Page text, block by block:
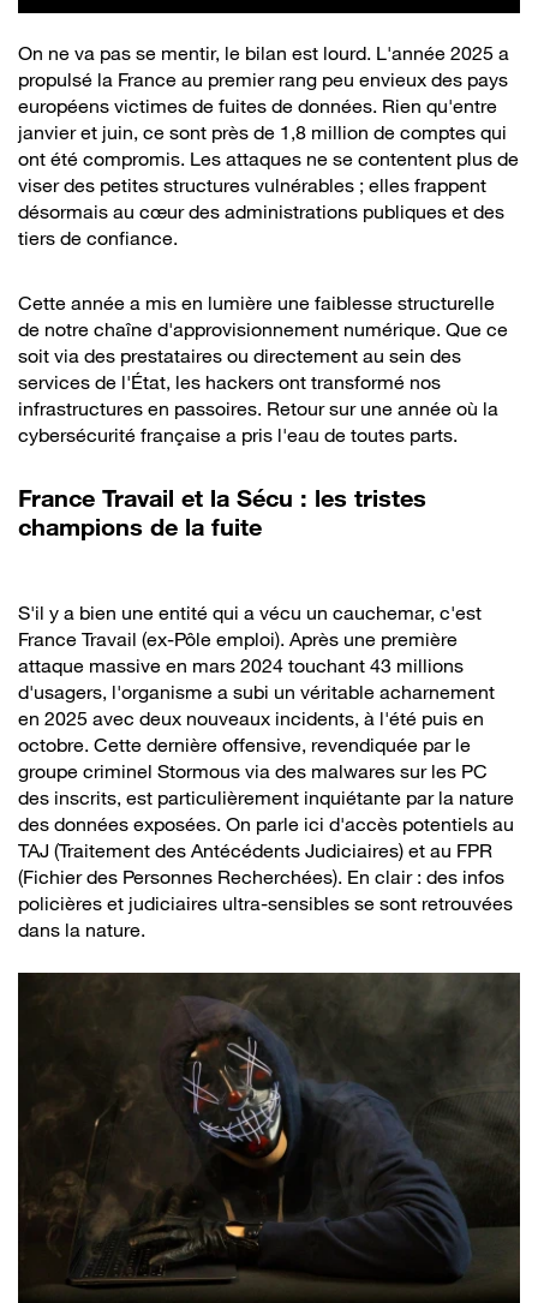
On ne va pas se mentir, le bilan est lourd. L'année 2025 a
propulsé la France au premier rang peu envieux des pays
européens victimes de fuites de données. Rien qu'entre
janvier et juin, ce sont près de 1,8 million de comptes qui
ont été compromis. Les attaques ne se contentent plus de
viser des petites structures vulnérables ; elles frappent
désormais au cœur des administrations publiques et des
tiers de confiance.
Cette année a mis en lumière une faiblesse structurelle
de notre chaîne d'approvisionnement numérique. Que ce
soit via des prestataires ou directement au sein des
services de l'État, les hackers ont transformé nos
infrastructures en passoires. Retour sur une année où la
cybersécurité française a pris l'eau de toutes parts.
France Travail et la Sécu : les tristes
champions de la fuite
S'il y a bien une entité qui a vécu un cauchemar, c'est
France Travail (ex-Pôle emploi). Après une première
attaque massive en mars 2024 touchant 43 millions
d'usagers, l'organisme a subi un véritable acharnement
en 2025 avec deux nouveaux incidents, à l'été puis en
octobre. Cette dernière offensive, revendiquée par le
groupe criminel Stormous via des malwares sur les PC
des inscrits, est particulièrement inquiétante par la nature
des données exposées. On parle ici d'accès potentiels au
TAJ (Traitement des Antécédents Judiciaires) et au FPR
(Fichier des Personnes Recherchées). En clair : des infos
policières et judiciaires ultra-sensibles se sont retrouvées
dans la nature.